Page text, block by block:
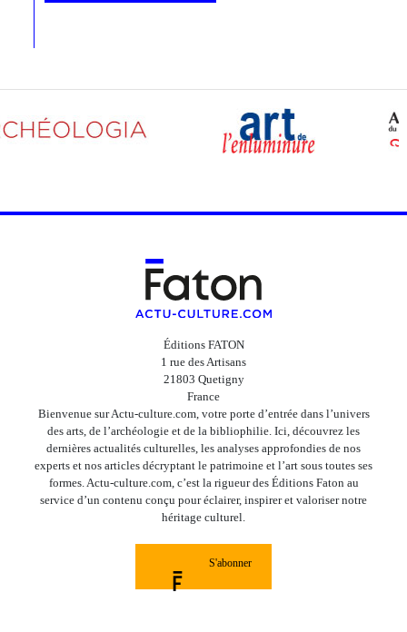
Éditions FATON
1 rue des Artisans
21803 Quetigny
France
Bienvenue sur Actu-culture.com, votre porte d’entrée dans l’univers
des arts, de l’archéologie et de la bibliophilie. Ici, découvrez les
dernières actualités culturelles, les analyses approfondies de nos
experts et nos articles décryptant le patrimoine et l’art sous toutes ses
formes. Actu-culture.com, c’est la rigueur des Éditions Faton au
service d’un contenu conçu pour éclairer, inspirer et valoriser notre
héritage culturel.
S'abonner